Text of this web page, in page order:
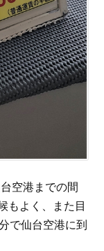
空港までの間
もよく、また目
で仙台空港に到